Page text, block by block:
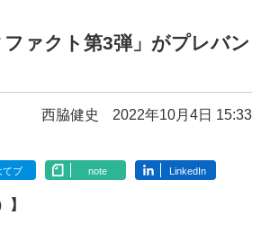
ァクト第3弾」がプレバン
西脇健史 2022年10月4日 15:33
てブ note LinkedIn
】